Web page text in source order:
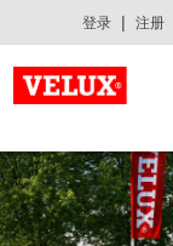
登录 | 注册